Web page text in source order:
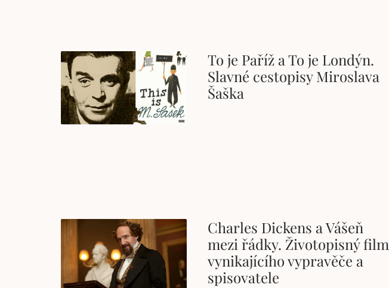
To je Paříž a To je Londýn.
Slavné cestopisy Miroslava
Šaška
Charles Dickens a Vášeň
mezi řádky. Životopisný film
vynikajícího vypravěče a
spisovatele